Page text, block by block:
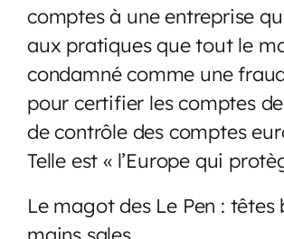
comptes à une entreprise
aux pratiques que tout le
condamné comme une
pour certifier les comptes de
de contrôle des comptes
Telle est « l’Europe qui
Le magot des Le Pen : têtes
mains sales